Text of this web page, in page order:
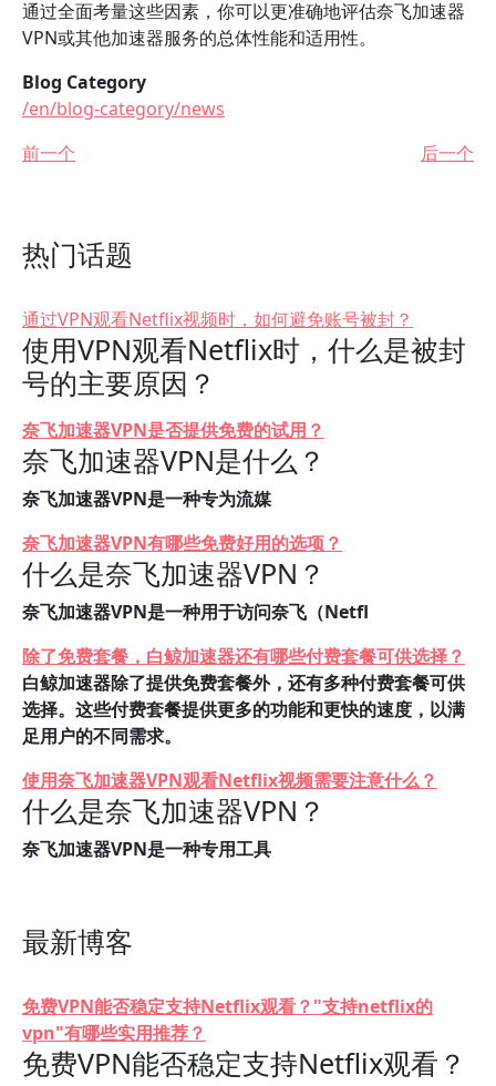
通过全面考量这些因素，你可以更准确地评估奈飞加速器
VPN或其他加速器服务的总体性能和适用性。
Blog Category
/en/blog-category/news
前一个
后一个
热门话题
通过VPN观看Netflix视频时，如何避免账号被封？
使用VPN观看Netflix时，什么是被封
号的主要原因？
奈飞加速器VPN是否提供免费的试用？
奈飞加速器VPN是什么？
奈飞加速器VPN是一种专为流媒
奈飞加速器VPN有哪些免费好用的选项？
什么是奈飞加速器VPN？
奈飞加速器VPN是一种用于访问奈飞（Netfl
除了免费套餐，白鲸加速器还有哪些付费套餐可供选择？
白鲸加速器除了提供免费套餐外，还有多种付费套餐可供
选择。这些付费套餐提供更多的功能和更快的速度，以满
足用户的不同需求。
使用奈飞加速器VPN观看Netflix视频需要注意什么？
什么是奈飞加速器VPN？
奈飞加速器VPN是一种专用工具
最新博客
免费VPN能否稳定支持Netflix观看？"支持netflix的
vpn"有哪些实用推荐？
免费VPN能否稳定支持Netflix观看？